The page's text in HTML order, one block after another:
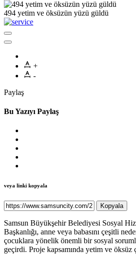
494 yetim ve öksüzün yüzü güldü
+
-
Paylaş
Bu Yazıyı Paylaş
veya linki kopyala
Kopyala
Samsun Büyükşehir Belediyesi Sosyal
Başkanlığı, anne veya babasını çeşitli
çocuklara yönelik önemli bir sosyal
geçirdi. Proje kapsamında yetim ve